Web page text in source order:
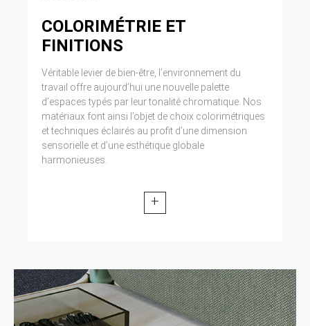
COLORIMÉTRIE ET
FINITIONS
Véritable levier de bien-être, l’environnement du
travail offre aujourd’hui une nouvelle palette
d’espaces typés par leur tonalité chromatique. Nos
matériaux font ainsi l’objet de choix colorimétriques
et techniques éclairés au profit d’une dimension
sensorielle et d’une esthétique globale
harmonieuses.
+